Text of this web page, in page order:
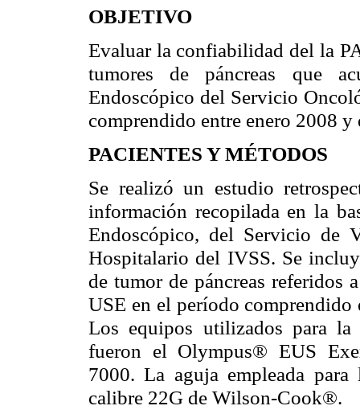
OBJETIVO
Evaluar la confiabilidad del la
tumores de páncreas que
Endoscópico del Servicio
comprendido entre enero 2008
PACIENTES Y MÉTODOS
Se realizó un estudio
información recopilada en la
Endoscópico, del Servicio de
Hospitalario del IVSS. Se
de tumor de páncreas referidos
USE en el período
Los equipos utilizados para la
fueron el Olympus® EUS
7000. La aguja empleada
calibre 22G de Wilson-Cook®.